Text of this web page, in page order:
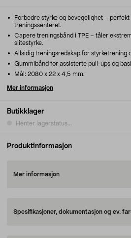
Butikklager
Henter lagerstatus...
Forbedre styrke og bevegelighet –
treningssenteret.
Capere treningsbånd i TPE – tåler
slitestyrke.
Allsidig treningsredskap for styrketrening
Gummibånd for assisterte pull-ups og
Mål: 2080 x 22 x 4,5 mm.
Mer informasjon
Produktinformasjon
Mer informasjon
Spesifikasjoner, dokumentasjon og ev.